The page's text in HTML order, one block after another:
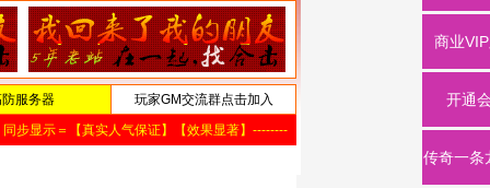
商业
开通
传奇一条